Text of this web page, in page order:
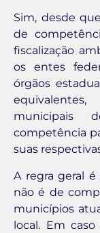
Sim, desde
de
fiscalização
os entes
órgãos
municipais
competência
suas
A regra geral
não é de
municípios
local. Em